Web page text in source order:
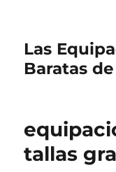
Las
Baratas
tallas